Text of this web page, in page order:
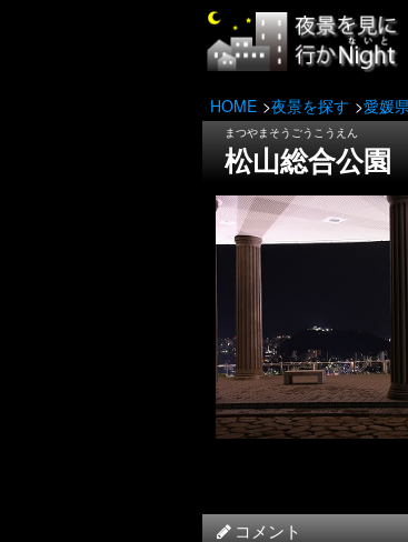
HOME 夜景を探す 愛媛
まつやまそうごうこうえん
松山総合公園
コメント